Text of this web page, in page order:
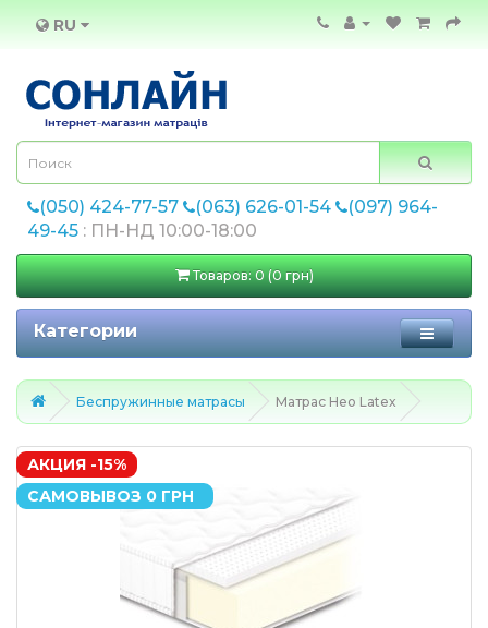
RU
(050) 424-77-57 (063) 626-01-54
(097) 964-
49-45 : ПН-НД 10:00-18:00
Товаров: 0 (0 грн)
Категории
Беспружинные матрасы Матрас Нео Latex
АКЦИЯ -15%
САМОВЫВОЗ 0 ГРН